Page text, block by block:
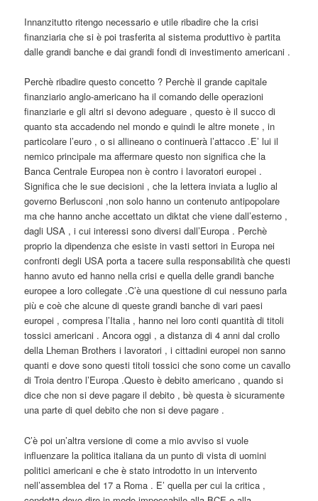
Innanzitutto ritengo necessario e utile ribadire che la crisi
finanziaria che si è poi trasferita al sistema produttivo è partita
dalle grandi banche e dai grandi fondi di investimento americani .
Perchè ribadire questo concetto ? Perchè il grande capitale
finanziario anglo-americano ha il comando delle operazioni
finanziarie e gli altri si devono adeguare , questo è il succo di
quanto sta accadendo nel mondo e quindi le altre monete , in
particolare l’euro , o si allineano o continuerà l’attacco .E’ lui il
nemico principale ma affermare questo non significa che la
Banca Centrale Europea non è contro i lavoratori europei .
Significa che le sue decisioni , che la lettera inviata a luglio al
governo Berlusconi ,non solo hanno un contenuto antipopolare
ma che hanno anche accettato un diktat che viene dall’esterno ,
dagli USA , i cui interessi sono diversi dall’Europa . Perchè
proprio la dipendenza che esiste in vasti settori in Europa nei
confronti degli USA porta a tacere sulla responsabilità che questi
hanno avuto ed hanno nella crisi e quella delle grandi banche
europee a loro collegate .C’è una questione di cui nessuno parla
più e coè che alcune di queste grandi banche di vari paesi
europei , compresa l’Italia , hanno nei loro conti quantità di titoli
tossici americani . Ancora oggi , a distanza di 4 anni dal crollo
della Lheman Brothers i lavoratori , i cittadini europei non sanno
quanti e dove sono questi titoli tossici che sono come un cavallo
di Troia dentro l’Europa .Questo è debito americano , quando si
dice che non si deve pagare il debito , bè questa è sicuramente
una parte di quel debito che non si deve pagare .
C’è poi un’altra versione di come a mio avviso si vuole
influenzare la politica italiana da un punto di vista di uomini
politici americani e che è stato introdotto in un intervento
nell’assemblea del 17 a Roma . E’ quella per cui la critica ,